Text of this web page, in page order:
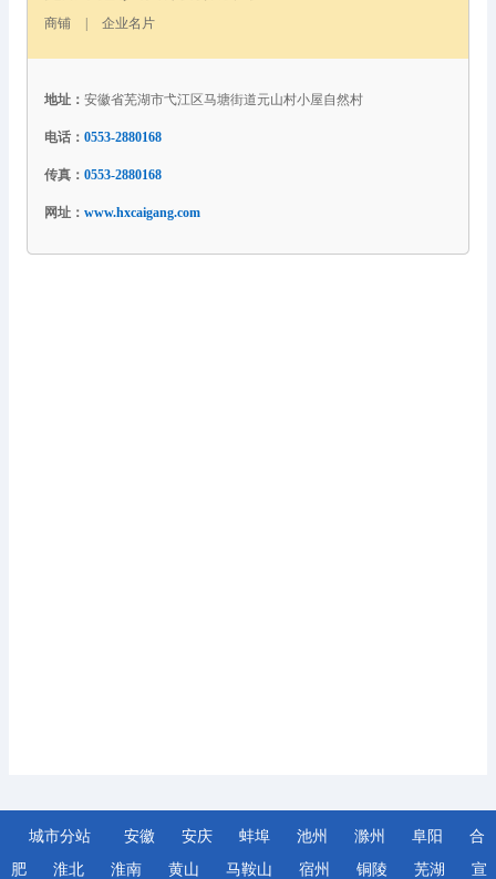
商铺 企业名片
地址： 安徽省芜湖市弋江区马塘街道元山村小屋自然村
电话： 0553-2880168
传真： 0553-2880168
网址： www.hxcaigang.com
城市分站 安徽 安庆 蚌埠 池州 滁州 阜阳
合
肥
淮北 淮南 黄山 马鞍山 宿州 铜陵 芜湖 宣